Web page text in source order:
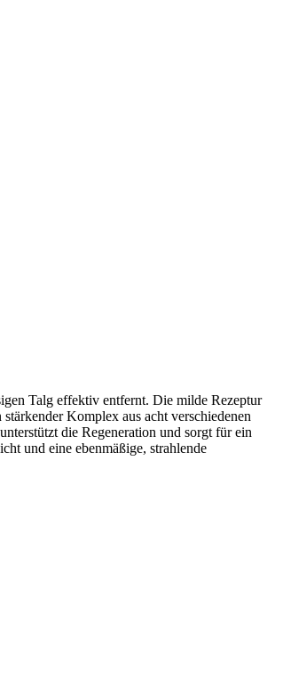
Talg effektiv entfernt. Die milde Rezeptur
Komplex aus acht verschiedenen
die Regeneration und sorgt für ein
und eine ebenmäßige, strahlende